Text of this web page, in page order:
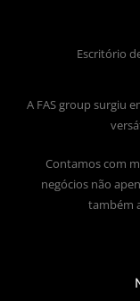
Escritório
A FAS group surgiu
Contamos com
negócios não
também